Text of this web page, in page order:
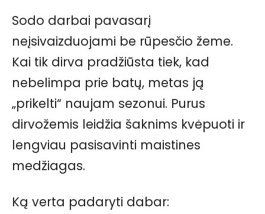
Sodo darbai pavasarį
neįsivaizduojami be rūpesčio žeme.
Kai tik dirva pradžiūsta tiek, kad
nebelimpa prie batų, metas ją
„prikelti“ naujam sezonui. Purus
dirvožemis leidžia šaknims kvėpuoti ir
lengviau pasisavinti maistines
medžiagas.
Ką verta padaryti dabar: